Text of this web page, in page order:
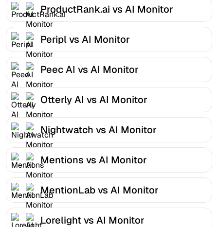
ProductRank.ai vs AI Monitor
Peripl vs AI Monitor
Peec AI vs AI Monitor
Otterly AI vs AI Monitor
Nightwatch vs AI Monitor
Mentions vs AI Monitor
MentionLab vs AI Monitor
Lorelight vs AI Monitor